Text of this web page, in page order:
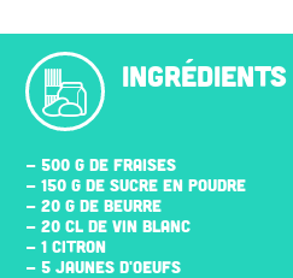
INGRÉDIENTS
- 500 G DE FRAISES
- 150 G DE SUCRE EN POUDRE
- 20 G DE BEURRE
- 20 CL DE VIN BLANC
- 1 CITRON
- 5 JAUNES D'ŒUFS